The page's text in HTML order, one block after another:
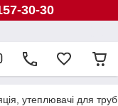
30-30
утеплювачі для труб